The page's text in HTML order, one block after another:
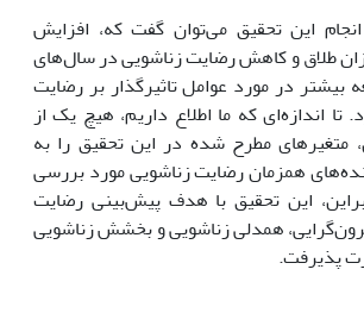
این تحقیق می‌توان گفت که، افزایش
طلاق و کاهش رضایت زناشویی در سال‌های
بیشتر در مورد عوامل تاثیرگذار بر رضایت
تا اندازه‌ای که ما اطلاع داریم، هیچ یک از
متغیرهای مطرح شده در این تحقیق را به
همزمان رضایت زناشویی مورد بررسی
این تحقیق با هدف پیش‌بینی رضایت
همدلی زناشویی و بخشش زناشویی
پذیرفت.